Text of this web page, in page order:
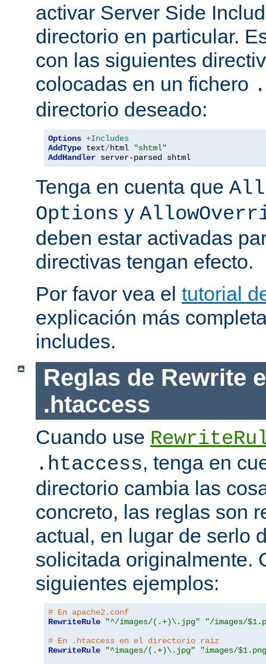
activar Server Side
directorio en particular.
con las siguientes
colocadas en un fichero
directorio deseado:
Options +Includes
AddType text/html
"shtml"
AddHandler server-parsed shtml
Tenga en cuenta que
Options y
deben estar activadas
directivas tengan efecto.
Por favor vea el tutorial
explicación más
includes.
Reglas de Rewrite
.htaccess
Cuando use
.htaccess, tenga en
directorio cambia las
concreto, las reglas son
actual, en lugar de serlo
solicitada originalmente.
siguientes ejemplos:
# En apache2.conf
RewriteRule
"^/images/(.+)\.jpg"
"/images/
# En .htaccess en el directorio raíz
RewriteRule
"^images/(.+)\.jpg"
"images/